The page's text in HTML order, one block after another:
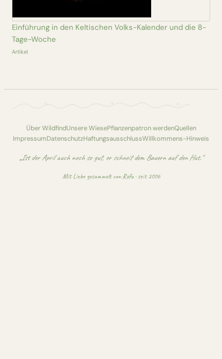
Einführung in den Keltischen Volks-Kalender und die 8-
Tage-Woche
Artikel
Über WildfindUnsere WiesePflanzenpatron werdenQuellen
ImpressumDatenschutzHaftungsausschlussWillkommens-Hinweis
„Ist der April auch noch so gut, er schneit dem Bauern auf den Hut."
Mit Liebe gesammelt vonRofu· seit 2006